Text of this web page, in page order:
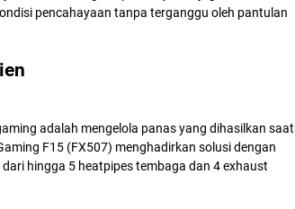
pencahayaan tanpa terganggu oleh pantulan
adalah mengelola panas yang dihasilkan saat
F15 (FX507) menghadirkan solusi dengan
hingga 5 heatpipes tembaga dan 4 exhaust